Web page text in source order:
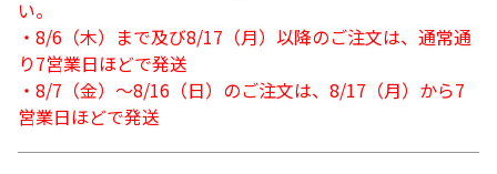
い。
・8/6（木）まで及び8/17（月）以降のご注文は、通常通
り7営業日ほどで発送
・8/7（金）～8/16（日）のご注文は、8/17（月）から7
営業日ほどで発送